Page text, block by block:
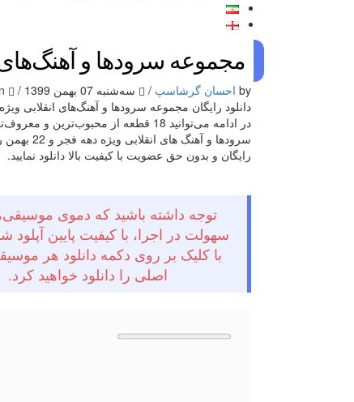
مجموعه سرودها و آهنگ‌های
by احسان گرشاسپ / سه‌شنبه 07 بهمن 1399 /
دانلود رایگان مجموعه سرودها و آهنگ‌های انقلابی
در ادامه می‌توانید 18 قطعه از محبوب‌ترین و
سرودها و آهنگ های
رایگان و بدون حق عضویت با کیفیت بالا دانلود نمایید.
توجه داشته باشید که دموی
سهولت در اجرا، با کیفیت پایین
با کلیک بر روی دکمه دانلود هر
اصلی را دانلود خواهید کرد.